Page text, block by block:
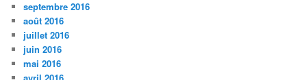
septembre 2016
août 2016
juillet 2016
juin 2016
mai 2016